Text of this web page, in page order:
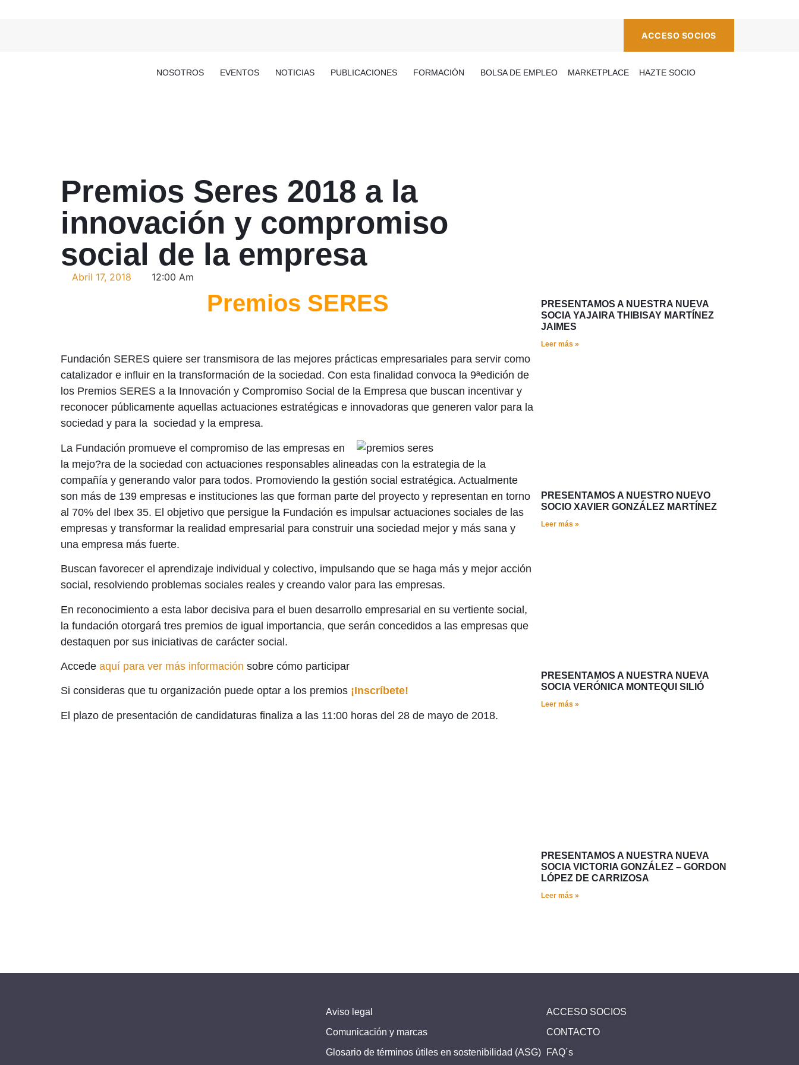
ACCESO SOCIOS
NOSOTROS EVENTOS NOTICIAS PUBLICACIONES FORMACIÓN BOLSA DE EMPLEO MARKETPLACE HAZTE SOCIO
Premios Seres 2018 a la
innovación y compromiso
social de la empresa
Abril 17, 2018 12:00 Am
Premios SERES
Fundación SERES quiere ser transmisora de las mejores prácticas empresariales para servir como
catalizador e influir en la transformación de la sociedad. Con esta finalidad convoca la 9ªedición de
los Premios SERES a la Innovación y Compromiso Social de la Empresa que buscan incentivar y
reconocer públicamente aquellas actuaciones estratégicas e innovadoras que generen valor para la
sociedad y para la sociedad y la empresa.
La Fundación promueve el compromiso de las empresas en
la mejo?ra de la sociedad con actuaciones responsables alineadas con la estrategia de la
compañía y generando valor para todos. Promoviendo la gestión social estratégica. Actualmente
son más de 139 empresas e instituciones las que forman parte del proyecto y representan en torno
al 70% del Ibex 35. El objetivo que persigue la Fundación es impulsar actuaciones sociales de las
empresas y transformar la realidad empresarial para construir una sociedad mejor y más sana y
una empresa más fuerte.
Buscan favorecer el aprendizaje individual y colectivo, impulsando que se haga más y mejor acción
social, resolviendo problemas sociales reales y creando valor para las empresas.
En reconocimiento a esta labor decisiva para el buen desarrollo empresarial en su vertiente social,
la fundación otorgará tres premios de igual importancia, que serán concedidos a las empresas que
destaquen por sus iniciativas de carácter social.
Accede aquí para ver más información sobre cómo participar
Si consideras que tu organización puede optar a los premios ¡Inscríbete!
El plazo de presentación de candidaturas finaliza a las 11:00 horas del 28 de mayo de 2018.
PRESENTAMOS A NUESTRA NUEVA
SOCIA YAJAIRA THIBISAY MARTÍNEZ
JAIMES
Leer más »
PRESENTAMOS A NUESTRO NUEVO
SOCIO XAVIER GONZÁLEZ MARTÍNEZ
Leer más »
PRESENTAMOS A NUESTRA NUEVA
SOCIA VERÓNICA MONTEQUI SILIÓ
Leer más »
PRESENTAMOS A NUESTRA NUEVA
SOCIA VICTORIA GONZÁLEZ – GORDON
LÓPEZ DE CARRIZOSA
Leer más »
Aviso legal
Comunicación y marcas
Glosario de términos útiles en sostenibilidad (ASG)
ACCESO SOCIOS
CONTACTO
FAQ´s